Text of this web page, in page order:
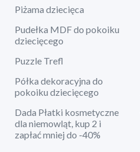
Piżama dziecięca
Pudełka MDF do pokoiku
dziecięcego
Puzzle Trefl
Półka dekoracyjna do
pokoiku dziecięcego
Dada Płatki kosmetyczne
dla niemowląt, kup 2 i
zapłać mniej do -40%